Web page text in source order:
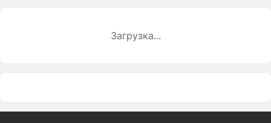
Загрузка...